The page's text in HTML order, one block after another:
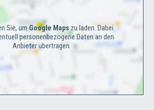
Sie, um Google Mapszu laden. Dabei
personenbezogene Daten an den
Anbieter übertragen.